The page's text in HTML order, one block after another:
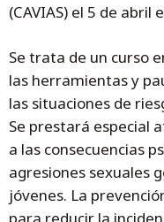
(CAVIAS) el 5 de abril
Se trata de un curso
las herramientas y
las situaciones de
Se prestará especial
a las consecuencias
agresiones sexuales
jóvenes. La